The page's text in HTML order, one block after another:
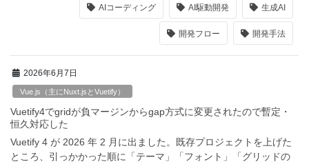
AIコーディング AI駆動開発 生成AI
開発フロー 開発手法
2026年6月7日
Vue.js（主にNuxt.jsとVuetify）
Vuetify4でgridが負マージンからgap方式に変更されたので暫定・
恒久対応した
Vuetify 4 が 2026 年 2 月に出ました。既存プロジェクトを上げた
ところ、引っかかった順に「テーマ」「フォント」「グリッドの